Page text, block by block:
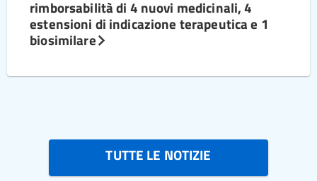
rimborsabilità di 4 nuovi medicinali, 4
estensioni di indicazione terapeutica e 1
biosimilare
TUTTE LE NOTIZIE